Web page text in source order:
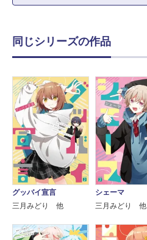
同じシリーズの作品
グッバイ宣言
三月みどり 他
シェーマ
三月みどり 他